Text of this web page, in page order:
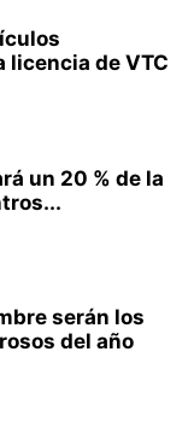
licencia de VTC
un 20 % de la
serán los
del año